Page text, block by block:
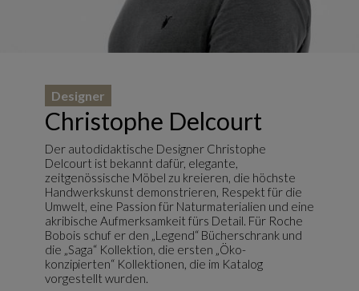
Christophe Delcourt
Designer
Der autodidaktische Designer Christophe
Delcourt ist bekannt dafür, elegante,
zeitgenössische Möbel zu kreieren, die höchste
Handwerkskunst demonstrieren, Respekt für die
Umwelt, eine Passion für Naturmaterialien und eine
akribische Aufmerksamkeit fürs Detail. Für Roche
Bobois schuf er den „Legend“ Bücherschrank und
die „Saga“ Kollektion, die ersten „Öko-
konzipierten“ Kollektionen, die im Katalog
vorgestellt wurden.